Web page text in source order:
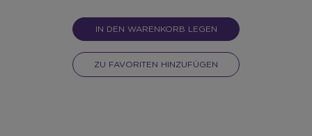
IN DEN WARENKORB LEGEN
ZU FAVORITEN HINZUFÜGEN